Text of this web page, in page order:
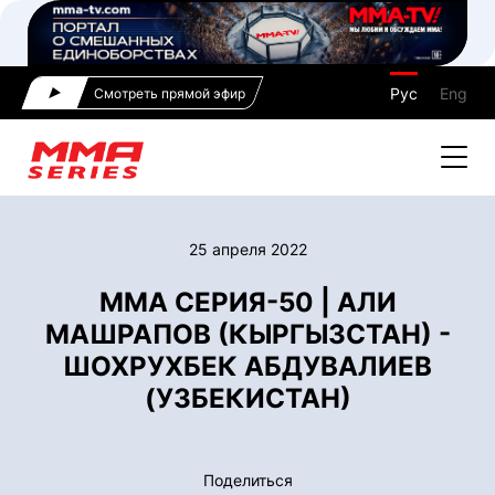
Смотреть прямой эфир Рус Eng
25 апреля 2022
ММА СЕРИЯ-50 | АЛИ
МАШРАПОВ (КЫРГЫЗСТАН) -
ШОХРУХБЕК АБДУВАЛИЕВ
(УЗБЕКИСТАН)
Поделиться